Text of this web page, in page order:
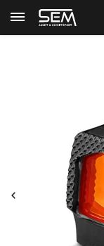
Terug Home